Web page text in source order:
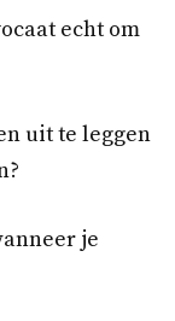
echt om
uit te leggen
je